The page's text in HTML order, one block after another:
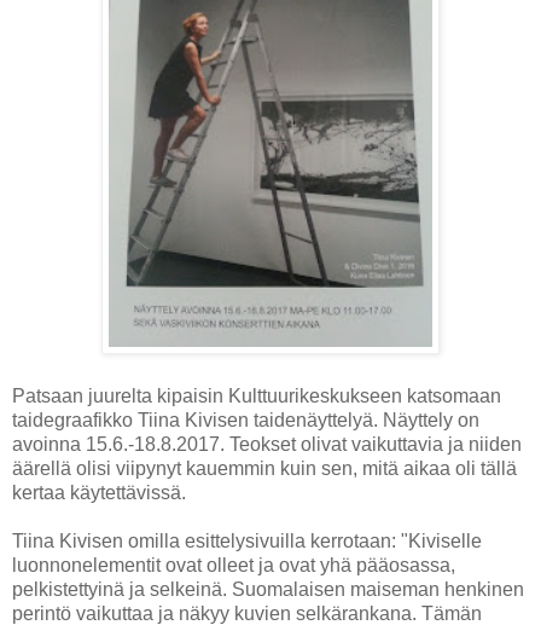
Patsaan juurelta kipaisin Kulttuurikeskukseen katsomaan
taidegraafikko Tiina Kivisen taidenäyttelyä. Näyttely on
avoinna 15.6.-18.8.2017. Teokset olivat vaikuttavia ja niiden
äärellä olisi viipynyt kauemmin kuin sen, mitä aikaa oli tällä
kertaa käytettävissä.
Tiina Kivisen omilla esittelysivuilla kerrotaan: "Kiviselle
luonnonelementit ovat olleet ja ovat yhä pääosassa,
pelkistettyinä ja selkeinä. Suomalaisen maiseman henkinen
perintö vaikuttaa ja näkyy kuvien selkärankana. Tämän